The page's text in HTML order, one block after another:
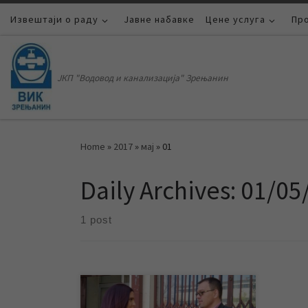
Skip to content
Извештаји о раду Јавне набавке Цене услуга
ЈКП "Водовод и канализација" Зрењанин
Home » 2017 » мај » 01
Daily Archives: 01/
1 post
У изјави за РТВ „САНТОС“ Синиша